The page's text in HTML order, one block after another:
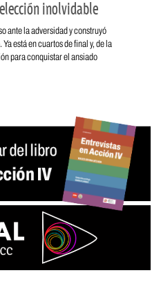
inolvidable
ante la adversidad y construyó
está en cuartos de final y, de la
para conquistar el ansiado